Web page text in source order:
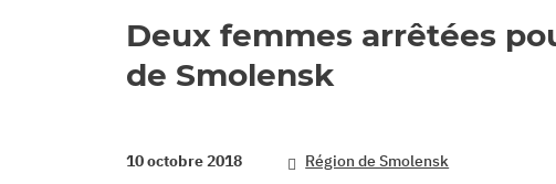
Deux femmes arrêtées
de Smolensk
10 octobre 2018 Région de Smolensk